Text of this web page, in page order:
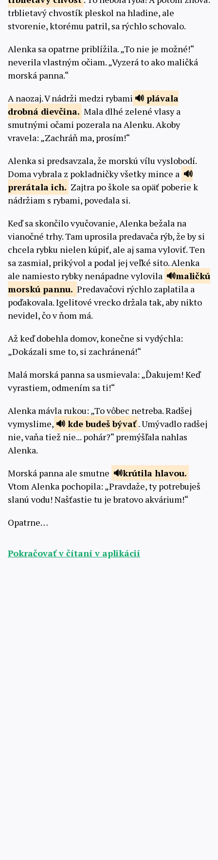
trblietavý chvostík pleskol na hladine, ale
stvorenie, ktorému patril, sa rýchlo schovalo.
Alenka sa opatrne priblížila. „To nie je možné!“
neverila vlastným očiam. „Vyzerá to ako maličká
morská panna.“
A naozaj. V nádrži medzi rybami
plávala
drobná dievčina. Mala dlhé zelené vlasy a
smutnými očami pozerala na Alenku. Akoby
vravela: „Zachráň ma, prosím!“
Alenka si predsavzala, že morskú vílu vyslobodí.
Doma vybrala z pokladničky všetky mince a
prerátala ich. Zajtra po škole sa opäť poberie k
nádržiam s rybami, povedala si.
Keď sa skončilo vyučovanie, Alenka bežala na
vianočné trhy. Tam uprosila predavača rýb, že by si
chcela rybku nielen kúpiť, ale aj sama vyloviť. Ten
sa zasmial, prikývol a podal jej veľké sito. Alenka
ale namiesto rybky nenápadne vylovila
maličkú
morskú pannu. Predavačovi rýchlo zaplatila a
poďakovala. Igelitové vrecko držala tak, aby nikto
nevidel, čo v ňom má.
Až keď dobehla domov, konečne si vydýchla:
„Dokázali sme to, si zachránená!“
Malá morská panna sa usmievala: „Ďakujem! Keď
vyrastiem, odmením sa ti!“
Alenka mávla rukou: „To vôbec netreba. Radšej
vymyslime,
kde budešbývať . Umývadlo radšej
nie, vaňa tiež nie... pohár?“ premýšľala nahlas
Alenka.
Morská panna ale smutne
krútila hlavou.
Vtom Alenka pochopila: „Pravdaže, ty potrebuješ
slanú vodu! Našťastie tu je bratovo akvárium!“
Opatrne…
Pokračovať v čítaní v aplikácií